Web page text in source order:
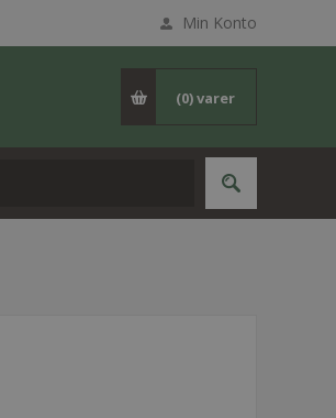
Min Konto
(0)varer